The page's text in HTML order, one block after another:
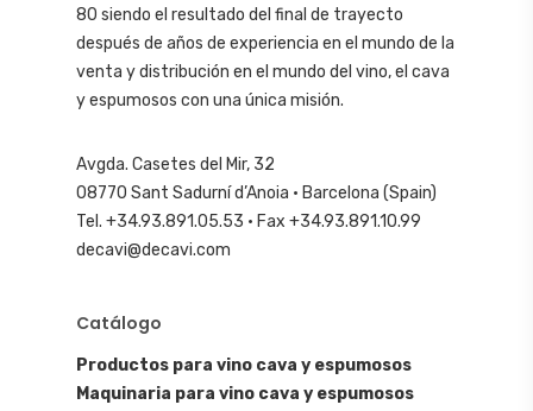
80 siendo el resultado del final de trayecto
después de años de experiencia en el mundo de la
venta y distribución en el mundo del vino, el cava
y espumosos con una única misión.
Avgda. Casetes del Mir, 32
08770 Sant Sadurní d’Anoia · Barcelona (Spain)
Tel. +34.93.891.05.53 · Fax +34.93.891.10.99
decavi@decavi.com
Catálogo
Productos para vino cava y espumosos
Maquinaria para vino cava y espumosos